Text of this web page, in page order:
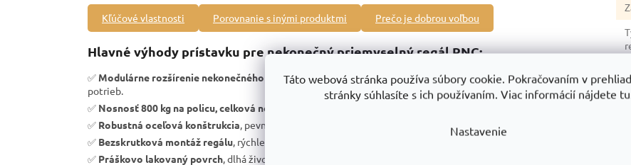
Táto webová stránka používa súbory cookie. Pokračovaním v
stránky súhlasíte s ich používaním. Viac informácií nájdete
Nastavenie
Kľúčové vlastnosti Porovnanie s inými produktmi Prečo je dobrou voľbou
Hlavné výhody prístavku pre nekonečný priemyselný regál RNC:
✅ Modulárne rozšírenie nekonečného priemyselného regálu, umožňuje zväčšenie regálovej zostavy podľa vašich
potrieb.
✅ Nosnosť 800 kg na policu, celková nosnosť 3200 kg
✅ Robustná oceľová konštrukcia, pevnosť a vysoká stabilita.
✅ Bezskrutková montáž regálu, rýchle zostavenie bez nutnosti použitia náradia.
✅ Práškovo lakovaný povrch, dlhá životnosť a ochrana proti korózii.